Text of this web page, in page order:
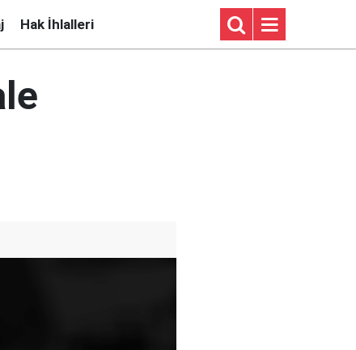
Hak İhlalleri